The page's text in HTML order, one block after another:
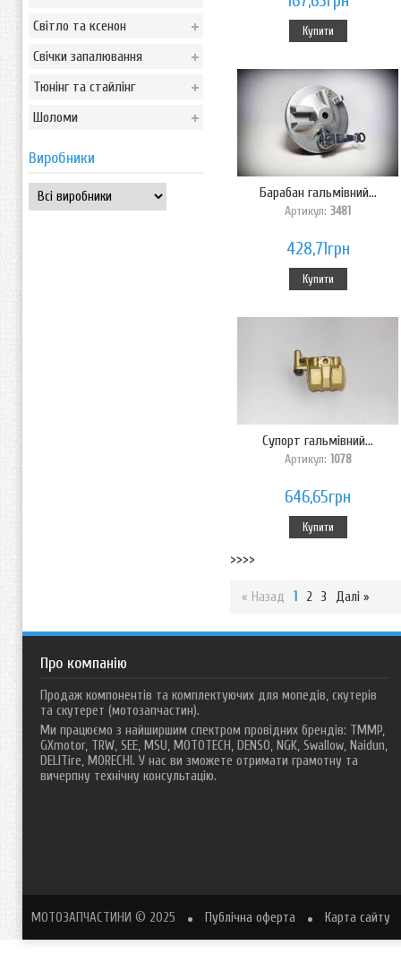
Світло та ксенон
Свічки запалювання
Тюнінг та стайлінг
Шоломи
Виробники
Купити
Барабан гальмівний...
Артикул: 3481
428,71грн
Купити
Супорт гальмівний...
Артикул: 1078
646,65грн
Купити
>>>>
« Назад 1 2 3 Далі »
Про компанію
Продаж компонентів та комплектуючих для мопедів, скутерів
та скутерет (мотозапчастин).
Ми працюємо з найширшим спектром провідних брендів: TMMP,
GXmotor, TRW, SEE, MSU, MOTOTECH, DENSO, NGK, Swallow, Naidun,
DELITire, MORECHI. У нас ви зможете отримати грамотну та
вичерпну технічну консультацію.
МОТОЗАПЧАСТИНИ © 2025 Публічна оферта Карта сайту